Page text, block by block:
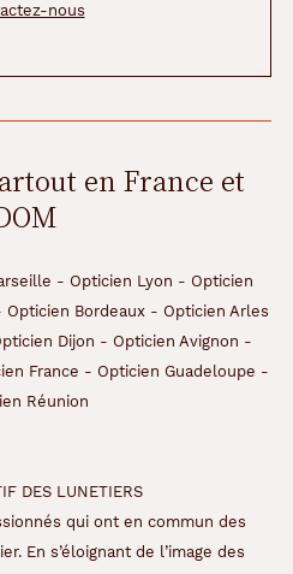
nous
en France et
- Opticien Lyon - Opticien
Opticien Bordeaux- Opticien Arles
Dijon - Opticien Avignon -
France - Opticien Guadeloupe -
Réunion
DES LUNETIERS
qui ont en commun des
En s’éloignant de l’image des